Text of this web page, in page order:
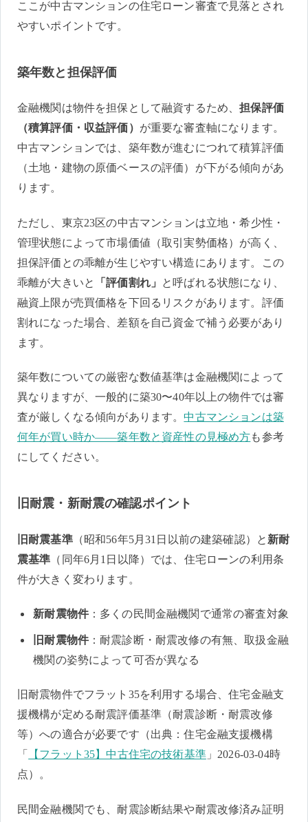
ここが中古マンションの住宅ローン審査で見落とされ
やすいポイントです。
築年数と担保評価
金融機関は物件を担保として融資するため、担保評価
（積算評価・収益評価） が重要な審査軸になります。
中古マンションでは、築年数が進むにつれて積算評価
（土地・建物の原価ベースの評価）が下がる傾向があ
ります。
ただし、東京23区の中古マンションは立地・希少性・
管理状態によって市場価値（取引実勢価格）が高く、
担保評価との乖離が生じやすい構造にあります。この
乖離が大きいと
「評価割れ」
と呼ばれる状態になり、
融資上限が売買価格を下回るリスクがあります。評価
割れになった場合、差額を自己資金で補う必要があり
ます。
築年数についての厳密な数値基準は金融機関によって
異なりますが、一般的に築30〜40年以上の物件では審
査が厳しくなる傾向があります。中古マンションは築
何年が買い時か——築年数と資産性の見極め方も参考
にしてください。
旧耐震・新耐震の確認ポイント
旧耐震基準（昭和56年5月31日以前の建築確認）と 新耐
震基準 （同年6月1日以降）では、住宅ローンの利用条
件が大きく変わります。
新耐震物件：多くの民間金融機関で通常の審査対象
旧耐震物件：耐震診断・耐震改修の有無、取扱金融
機関の姿勢によって可否が異なる
旧耐震物件でフラット35を利用する場合、住宅金融支
援機構が定める耐震評価基準（耐震診断・耐震改修
等）への適合が必要です（出典：住宅金融支援機構
「
【フラット35】中古住宅の技術基準」2026-03-04時
点）。
民間金融機関でも、耐震診断結果や耐震改修済み証明